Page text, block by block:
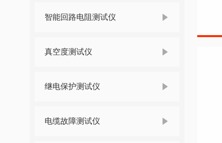
智能回路电阻测试仪
真空度测试仪
继电保护测试仪
电缆故障测试仪